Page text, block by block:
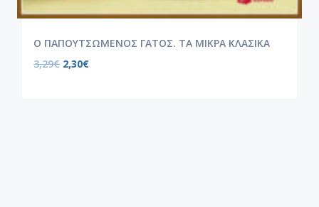
Ο ΠΑΠΟΥΤΣΩΜΕΝΟΣ ΓΑΤΟΣ. ΤΑ ΜΙΚΡΑ ΚΛΑΣΙΚΑ
3,29€ 2,30€